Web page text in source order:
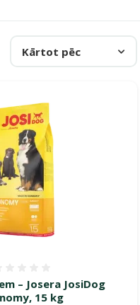
Kārtot pēc
– Josera JosiDog
15 kg